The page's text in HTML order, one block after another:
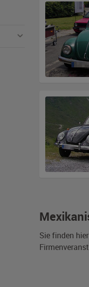
Sie finden